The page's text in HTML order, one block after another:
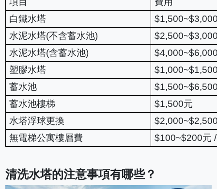
白鐵水塔
水泥水塔(不含蓄水池)
水泥水塔(含蓄水池)
塑膠水塔
蓄水池
蓄水池樓梯
$1,500元
水塔浮球更換
無電梯公寓樓層費
$100~$200元
清洗水塔的注意事項有哪些？